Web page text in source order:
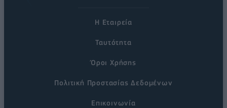
Η Εταιρεία
Ταυτότητα
Όροι Χρήσης
Πολιτική Προστασίας Δεδομένων
Επικοινωνία